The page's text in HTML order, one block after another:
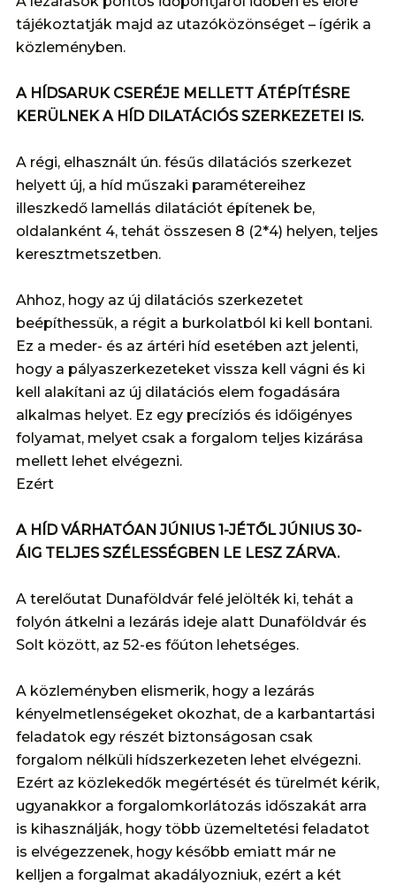
tájékoztatják majd az utazóközönséget – ígérik a
közleményben.
A HÍDSARUK CSERÉJE MELLETT ÁTÉPÍTÉSRE
KERÜLNEK A HÍD DILATÁCIÓS SZERKEZETEI IS.
A régi, elhasznált ún. fésűs dilatációs szerkezet
helyett új, a híd műszaki paramétereihez
illeszkedő lamellás dilatációt építenek be,
oldalanként 4, tehát összesen 8 (2*4) helyen, teljes
keresztmetszetben.
Ahhoz, hogy az új dilatációs szerkezetet
beépíthessük, a régit a burkolatból ki kell bontani.
Ez a meder- és az ártéri híd esetében azt jelenti,
hogy a pályaszerkezeteket vissza kell vágni és ki
kell alakítani az új dilatációs elem fogadására
alkalmas helyet. Ez egy precíziós és időigényes
folyamat, melyet csak a forgalom teljes kizárása
mellett lehet elvégezni.
Ezért
A HÍD VÁRHATÓAN JÚNIUS 1-JÉTŐL JÚNIUS 30-
ÁIG TELJES SZÉLESSÉGBEN LE LESZ ZÁRVA.
A terelőutat Dunaföldvár felé jelölték ki, tehát a
folyón átkelni a lezárás ideje alatt Dunaföldvár és
Solt között, az 52-es főúton lehetséges.
A közleményben elismerik, hogy a lezárás
kényelmetlenségeket okozhat, de a karbantartási
feladatok egy részét biztonságosan csak
forgalom nélküli hídszerkezeten lehet elvégezni.
Ezért az közlekedők megértését és türelmét kérik,
ugyanakkor a forgalomkorlátozás időszakát arra
is kihasználják, hogy több üzemeltetési feladatot
is elvégezzenek, hogy később emiatt már ne
kelljen a forgalmat akadályozniuk, ezért a két